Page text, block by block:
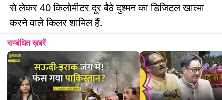
से लेकर 40 किलोमीटर दूर बैठे दुश्मन का डिजिटल खात्मा
करने वाले किलर शामिल हैं.
सम्बंधित ख़बरें